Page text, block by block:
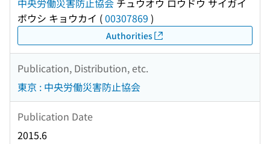
中央労働災害防止協会 チュウオウ ロウドウ サイガイ
ボウシ キョウカイ (00307869 )
Authorities
Publication, Distribution, etc.
東京 : 中央労働災害防止協会
Publication Date
2015.6